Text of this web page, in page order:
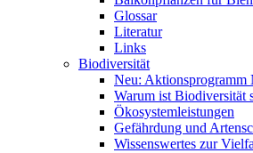
Glossar
Literatur
Links
Biodiversität
Neu: Aktionsprogramm
Warum ist Biodiversität
Ökosystemleistungen
Gefährdung und
Wissenswertes zur